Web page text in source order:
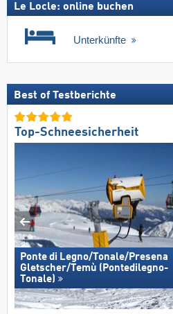
Le Locle: online buchen
Unterkünfte
Best of Testberichte
Top-Schneesicherheit
Ponte di Legno/​Tonale/​Presena
Gletscher/​Temù (Pontedilegno-
Tonale)